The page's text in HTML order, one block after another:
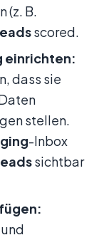
(z. B.
scored.
einrichten:
dass sie
stellen.
-Inbox
sichtbar
und